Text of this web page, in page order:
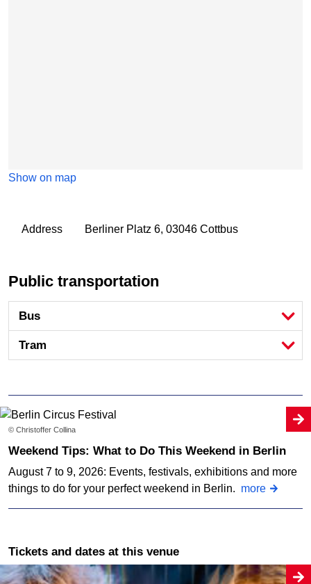
Show on map
Address Berliner Platz 6, 03046 Cottbus
Public transportation
Bus
Tram
© Christoffer Collina
Weekend Tips: What to Do This Weekend in Berlin
August 7 to 9, 2026: Events, festivals, exhibitions and more
things to do for your perfect weekend in Berlin. more
Tickets and dates at this venue